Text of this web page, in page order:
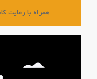
همراه با رعایت